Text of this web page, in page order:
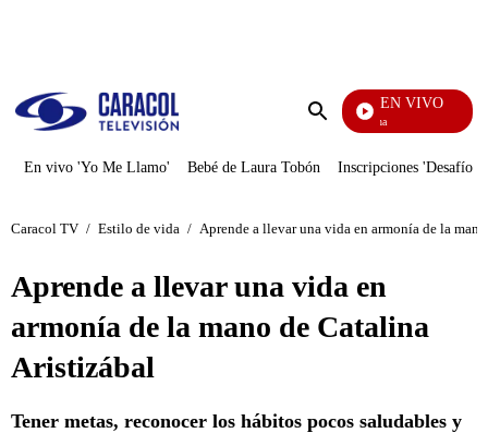
Enviar
EN VIVO
Diario De Diana
En vivo 'Yo Me Llamo' Bebé de Laura Tobón Inscripciones 'Desafío'
Caracol TV / Estilo de vida / Aprende a llevar una vida en armonía de la
Aprende a llevar una vida en
armonía de la mano de Catalina
Aristizábal
Tener metas, reconocer los hábitos pocos saludables y